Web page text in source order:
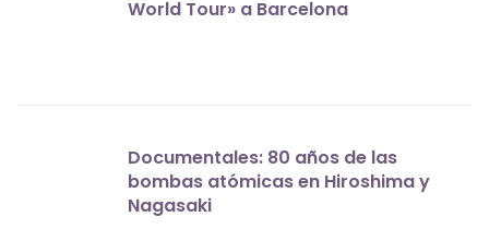
World Tour» a Barcelona
Documentales: 80 años de las
bombas atómicas en Hiroshima y
Nagasaki